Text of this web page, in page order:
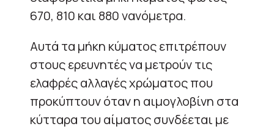
670, 810 και 880 νανόμετρα.
Αυτά τα μήκη κύματος επιτρέπουν
στους ερευνητές να μετρούν τις
ελαφρές αλλαγές χρώματος που
προκύπτουν όταν η αιμογλοβίνη στα
κύτταρα του αίματος συνδέεται με